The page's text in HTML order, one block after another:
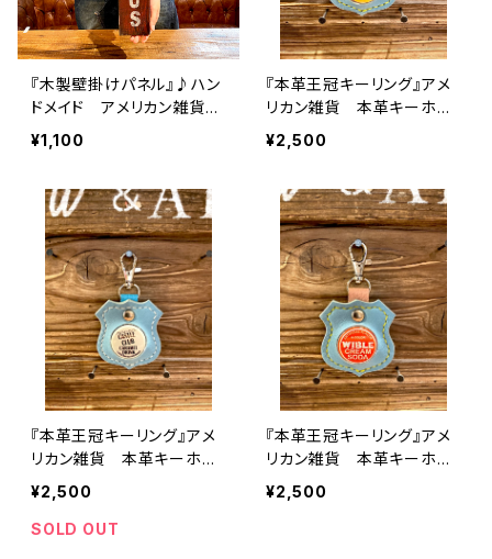
『木製壁掛けパネル』♪ハン
ドメイド アメリカン雑貨
アメリカ雑貨 USA アメ
雑 インテリア雑貨 男前
ンテージ 木工雑貨
¥1,100
『本革王冠キーリング』アメ
リカン雑貨 本革キーホル
ダー 王冠キャップ
¥2,500
『本革王冠キーリング』アメ
リカン雑貨 本革キーホル
ダー 王冠キャップ
¥2,500
SOLD OUT
『本革王冠キーリング』アメ
リカン雑貨 本革キーホル
ダー 王冠キャップ
¥2,500